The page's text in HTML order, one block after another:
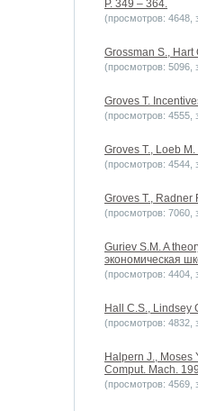
P. 349 – 364.
(просмотров: 4648,
Grossman S., Hart
(просмотров: 5096,
Groves T.
(просмотров: 4555,
Groves T., Loeb
(просмотров: 4544,
Groves T., Radner
(просмотров: 7060,
Guriev S.M. A
экономическая
(просмотров: 4404,
Hall C.S., Lindsey
(просмотров: 4832,
Halpern J., Moses
Comput. Mach.
(просмотров: 4569,